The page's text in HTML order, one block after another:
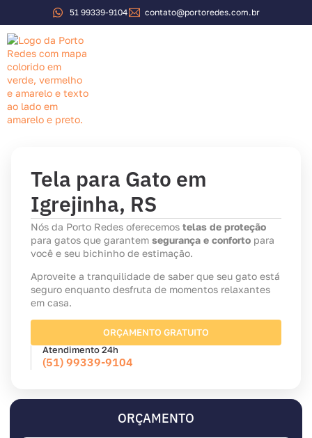
51 99339-9104 contato@portoredes.com.br
Tela para Gato em
Igrejinha, RS
Nós da Porto Redes oferecemos telas de proteção
para gatos que garantem segurança e conforto para
você e seu bichinho de estimação.
Aproveite a tranquilidade de saber que seu gato está
seguro enquanto desfruta de momentos relaxantes
em casa.
ORÇAMENTO GRATUITO
Atendimento 24h
(51) 99339-9104
ORÇAMENTO